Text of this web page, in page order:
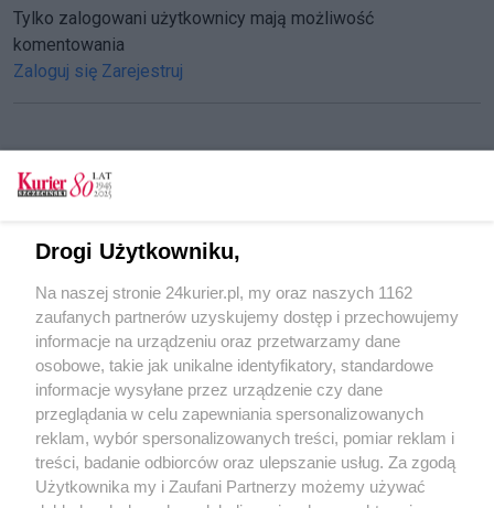
Tylko zalogowani użytkownicy mają możliwość
komentowania
Zaloguj się Zarejestruj
CZYTAJ TAKŻE
[GALERIA]
W piątek mocno popada
Czas na grzybobranie!
POGODA
19℃
Drogi Użytkowniku,
Na naszej stronie 24kurier.pl, my oraz naszych 1162
zaufanych partnerów uzyskujemy dostęp i przechowujemy
informacje na urządzeniu oraz przetwarzamy dane
osobowe, takie jak unikalne identyfikatory, standardowe
informacje wysyłane przez urządzenie czy dane
przeglądania w celu zapewniania spersonalizowanych
reklam, wybór spersonalizowanych treści, pomiar reklam i
treści, badanie odbiorców oraz ulepszanie usług. Za zgodą
Użytkownika my i Zaufani Partnerzy możemy używać